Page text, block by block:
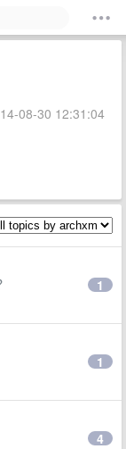
08-30 12:31:04
1
1
4